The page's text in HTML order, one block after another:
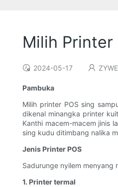
Milih Printer
2024-05-17
Pambuka
Milih printer POS sing
dikenal minangka printer
Kanthi macem-macem jinis
sing kudu ditimbang nalika
Jenis Printer POS
Sadurunge nyilem menyang
1. Printer termal